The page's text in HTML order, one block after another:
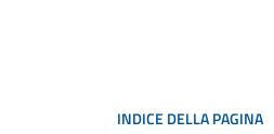
INDICE DELLA PAGINA